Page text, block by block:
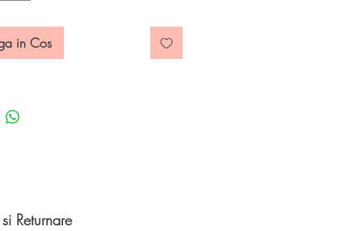
7,9 cm;
latime 3,8 cm,
3,2 cm
piatra semipretioasa Turmalin
in Cos
Returnare